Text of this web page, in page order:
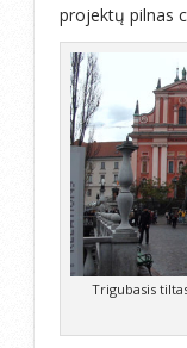
projektų pilnas
Trigubasis